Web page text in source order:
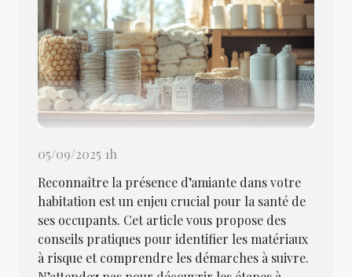
05/09/2025 1h
Reconnaître la présence d’amiante dans votre
habitation est un enjeu crucial pour la santé de
ses occupants. Cet article vous propose des
conseils pratiques pour identifier les matériaux
à risque et comprendre les démarches à suivre.